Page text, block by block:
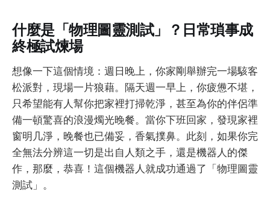
什麼是「物理圖靈測試」？日常瑣事成
終極試煉場
想像一下這個情境：週日晚上，你家剛舉辦完一場駭客
松派對，現場一片狼藉。隔天週一早上，你疲憊不堪，
只希望能有人幫你把家裡打掃乾淨，甚至為你的伴侶準
備一頓驚喜的浪漫燭光晚餐。當你下班回家，發現家裡
窗明几淨，晚餐也已備妥，香氣撲鼻。此刻，如果你完
全無法分辨這一切是出自人類之手，還是機器人的傑
作，那麼，恭喜！這個機器人就成功通過了「物理圖靈
測試」。